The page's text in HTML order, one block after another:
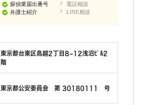
探偵業届出番号
弁護士紹介
電話相談
LINE相談
東京都台東区鳥越2丁目8−12浅沼ﾋﾞﾙ2
階
東京都公安委員会 第 30180111 号